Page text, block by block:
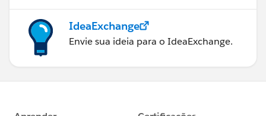
IdeaExchange
Envie sua ideia para o IdeaExchange.